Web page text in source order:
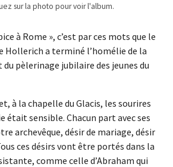
sur la photo pour voir l'album.
à Rome », c’est par ces mots que le
Hollerich a terminé l’homélie de la
pèlerinage jubilaire des jeunes du
à la chapelle du Glacis, les sourires
était sensible. Chacun part avec ses
archevêque, désir de mariage, désir
ces désirs vont être portés dans la
comme celle d’Abraham qui